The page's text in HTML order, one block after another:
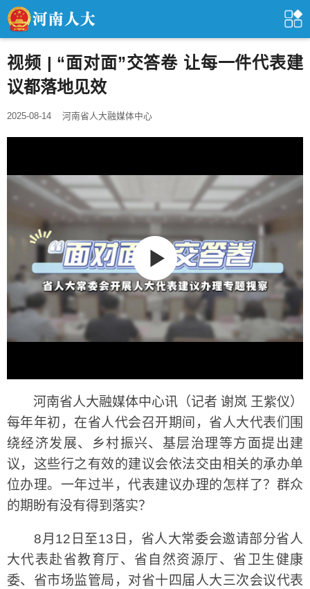
视频 | “面对面”交答卷 让每一件代表建
议都落地见效
2025-08-14 河南省人大融媒体中心
河南省人大融媒体中心讯（记者 谢岚 王紫仪）
每年年初，在省人代会召开期间，省人大代表们围
绕经济发展、乡村振兴、基层治理等方面提出建
议，这些行之有效的建议会依法交由相关的承办单
位办理。一年过半，代表建议办理的怎样了？群众
的期盼有没有得到落实？
8月12日至13日，省人大常委会邀请部分省人
大代表赴省教育厅、省自然资源厅、省卫生健康
委、省市场监管局，对省十四届人大三次会议代表